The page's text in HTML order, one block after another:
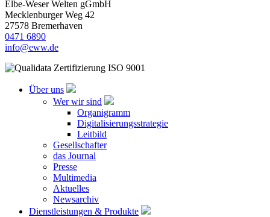
Elbe-Weser Welten gGmbH
Mecklenburger Weg 42
27578 Bremerhaven
0471 6890
info@eww.de
Über uns
Wer wir sind
Organigramm
Digitalisierungsstrategie
Leitbild
Gesellschafter
das Journal
Presse
Multimedia
Aktuelles
Newsarchiv
Dienstleistungen & Produkte